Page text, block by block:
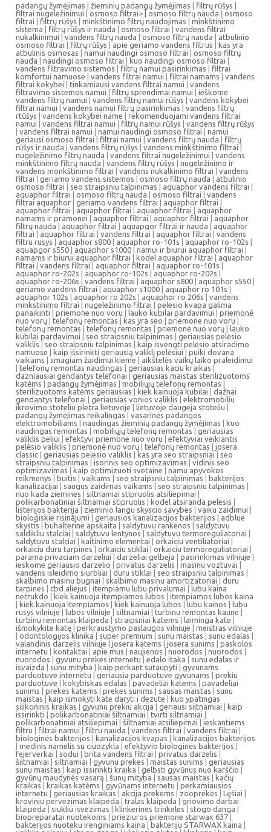
padangų žymėjimas | žieminių padangų žymėjimas | filtrų rūšys |
filtrai nugeležinimui | osmoso filtrai> | osmoso filtrų nauda | osmoso
filtrai | filtrų rūšys | minkštinimo filtrų naudojimas | minkštinimo
sistema | filtrų rūšys ir nauda | osmoso filtrai | vandens filtrai
nukalkinimui |vandens filtrų nauda | osmoso filtrų nauda | atbulinio
osmoso filtrai | filtrų rūšys |apie geriamo vandens filtrus | kas yra
atbulinis osmosas | namui naudingi osmoso filtrai | osmoso filtrų
nauda | naudingi osmoso filtrai | kuo naudingi osmoso filtrai |
vandens filtravimo sistemos | filtrų namui pasirinkimas | filtrai
komfortui namuose | vandens filtrai namui | filtrai namams | vandens
filtrai kokybei | tinkamiausi vandens filtrai namui | vandens
filtravimo sistemos namui | filtrų sprendimai namui | ieškome
vandens filtrų namui | vandens filtrų namui rūšys | vandens kokybei
filtrai namui |vandens namui filtrų pasirinkimas | vandens filtrų
rtūšys | vandens kokybei name | rekomenduojami vandens filtrai
namui | vandens filtrai namui | filtrų namui rūšys | vandens filtrų rūšys
| vandens filtrai namui | namui naudingi osmoso filtrai | namui
geriausi osmoso filtrai | filtrai namui | vandens filtrų nauda | filtrų
rūšys ir nauda | vandens filtrų rūšys | vandens minkštinimo filtrai |
nugeležinimo filtrų nauda | vandens filtrai nugeležinimui | vandens
minkštinimo filtrų nauda | vandens filtrų rūšys | nugeležinimo ir
vandens monkštinimo filtrai | vandens nukalkinimo filtrai | vandens
filtrai | geriamo vandens sistemos | osmoso filtrų nauda | atbulinio
osmoso filtrai | seo straipsniu talpinimas | aquaphor vandens filtrai |
aquaphor filtrai | osmoso filtrų nauda | osmoso filtrai | vandens
filtrai aquaphor | geriamo vandens filtrai | aquaphor filtrai |
aquaphor filtrai | aquaphor filtrai | aquaphor filtrai | aquaphor
namams ir pramonei | aquaphor filtrai | aquaphor filtrai | aquaphor
filtrų nauda | aquaphor filtrai | aquapgor filtrai ir nauda | aquaphor
filtrai | aquaphor filtrai | vandens filtrai | aquaphor filtrai | vandens
filtru rusys | aquaphor s800 | aquaphor ro-101s | aquaphor ro-102s |
aquapgor s550 | aquaphor s1000 | namui ir biurui aquaphor filtrai |
namams ir biurui aquaphor filtrai | kodel aquaphor filtrai | aquaphor
filtrai | vandens filtrai | aquaphor filtrai | aquaphor ro-101s |
aquaphor ro-202s | aquaphor ro-102s | aquaphor ro-202s |
aquaphor ro-206s | vandens filtrai | aquaphor s800 | aquaphor s550 |
geriamo vandens filtrai | aquaphor s1000 | aquaphor ro 101s |
aquaphor 102s | aquaphor ro 202s | aquaphor ro 206s | vandens
minkstinimo filtrai | nugeležinimo filtrai | pelesio kvapa galima
panaikinti | priemone nuo voru | lauko kubilai pardavimui | priemonė
nuo vorų | telefonų remontas | kas yra seo | priemone nuo voru |
telefonų remontas| telefonų remontas | priemonė nuo vorų | lauko
kubilai pardavimui | seo straipsniu talpinimas | geriausias pelėsio
valiklis | seo straipsniu talpinimas | kaip isvengti pelesio atsiradimo
namuose | kaip išsirinkti geriausią valiklį pelėsiui | puiki dovana
vaikams | smagiam žaidimui kieme | aikštelės vaikų laiko praleidimui
| telefonų remontas naudingas | geriausias kaciu kraikas |
dazniausiai gendantys telefonai | geriausias maistas sterilizuotoms
katėms | padangų žymėjimas | mobiliųjų telefonų remontas |
sterilizuotoms katėms geriausias | kiek kainuoja kubilai | dažnai
gendantys telefonai | geriausias vonios valiklis | elektromobiliu
ikrovimo stoteliu pletra lietuvoje | lietuvoje daugeja stoteliu |
padangų žymėjimas reikalingas | vasarinės padangos
elektromobiliams | naudingas žieminių padangų žymėjimas | kuo
naudingas remontas | mobiliųjų telefonų remontas | geriausias
valiklis peliui | efektyvi priemone nuo voru | efektyviai veikiantis
pelėsio valiklis | priemonė nuo vorų | telefonų remontas | josera
classic | geriausias pelesio valiklis | kas yra seo straipsniai | seo
straipsniu talpinimas | isorinis seo optimizavimas | vidinis seo
optimizavimas | kaip optimizuoti svetaine | namu apyvokos
reikmenys | buitis | vaikams | seo straipsniu talpinimas | bakterijos
kanalizacijai | saugus zaidimas vaikams | seo straipsniu talpinimas |
nuo kada ziemines | siltnamiai stipruolis atsiliepimai |
polikarbonatiniai šiltnamiai stipruolis | kodel atsiranda pelesis |
listerijos bakterija | zieminio langu skyscio savybes | vaiku zaidimui |
bioloģiskie risinājumi | geriausios kanalizacijos bakterijos | adblue
skystis | buhalterine apskaita | saldytuvu rankenos | saldytuvu
saldikliu stalciai | saldytuvu lentynos | saldytuvu termoreguliatoriai |
saldytuvu stalciai | kaitinimo elementai | orkaiciu ventiliatoriai |
orkaiciu duru tarpines | orkaiciu stiklai | orkaiciu termoreguliatoriai |
parama privaciam darzeliui | darzeliai gelbeja | pasirinkimas vilniuje |
ieskome geriausio darzelio | privatus darzelis | masinu voztuvai |
vandens isleidimo siurbliai | duru stiklai | seo straipsniu talpinimas |
skalbimo masinu bugnai | skalbimo masinu amortizatoriai | duru
tarpines | cbd aliejus | itempiamu lubu privalumai | lubu kaina
netrukdo | kiek kainuoja itempiamos lubos | itempiamos lubos kaina
| kiek kainuoja itempiamos | kiek kainuoja lubos | lubu kainos | lubu
rusys vilniuje | lubos vilniuje | siltnamiai | turbinu remontas kaune |
turbinu remontas klaipeda | straipsniai katems | laiminga kate |
išmokykite katę | perkraustymo paslaugos vilniuje | meistras vilniuje
| odontologijos klinika | super premium | sunu maistas | sunu edalas |
valandinis darzelis vilniuje | josera katems | josera sunims | paskolos
internetu | kontaktai | apie mus | naujienos | nuorodos | nuorodos |
nuorodos | gyvunu prekes internetu | edalo itaka | sunu edalas ir
isvaizda | sunu mityba | kaip perkant sutaupyti | gyvunams
parduotuve internetu | geriausia parduotuve gyvunams | prekiu
parduotuve | kokybiskas edalas | pavadeliai katems | pavadeliai
sunims | prekes katems | prekes sunims | sausas maistas | sunu
maistas | kaip ismokyti kate daryti i dezute | kuo ypatingas
silikoninis kraikas | gyvunu prekiu akcija | geriausi siltnamiai | kaip
issirinkti | polikarbonatiniai šiltnamiai | tvirti siltnamiai |
polikarbonatiniai atsiliepimai | šiltnamiai atsiliepimai | ieskantiems
filtru | filtrai namui | filtru nauda | vandens filtrai | vandens filtrai |
biologinės bakterijos | kanalizacijos kvapas | kanalizacijos bakterijos
| medinis namelis su ciuozykla | efektyvio biologinės bakterijos |
fejerverkai | sodui | brita vandens filtrai | privatus darzelis |
šiltnamiai | siltnamiai | gyvunu prekes | maistas sunims | geriausias
sunu maistas | kaip issirinkti kraika | gelbsti gyvūnus nuo karščio |
gyvūnų maudynės vasarą | šunų mityba | sausas maistas | kačių
kraikas | kraikas katėms | gyvūnams internetu | perkamiausios
internetu | geriausias kraikas | akcija prekems | zooprekės | Lęšiai |
kroviniu pervezimas klaipeda | tralas klaipeda | griovimo darbai
klaipeda | siukliu isvezimas | klinkerines trinkeles | stogo danga |
biopreparatai nuotekoms | prieziuros priemone starwax 637 |
bakterijos nuoteku irenginiams kaina | bakteriju STARWAX kaina |